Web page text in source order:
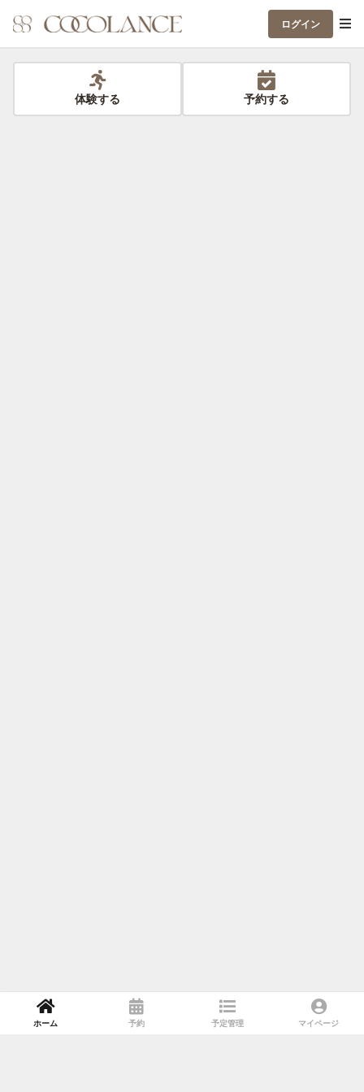
ログイン
体験する 予約する
ホーム 予約 予定管理 マイページ